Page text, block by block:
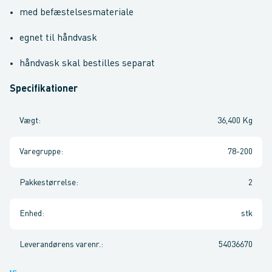
med befæstelsesmateriale
egnet til håndvask
håndvask skal bestilles separat
Specifikationer
Vægt: 36,400 Kg
Varegruppe: 78-200
Pakkestørrelse: 2
Enhed : stk
Leverandørens varenr. : 54036670